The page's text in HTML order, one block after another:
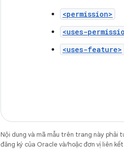
<permission>
<uses-
<uses-feature>
Nội dung và mã mẫu trên trang này phải
đăng ký của Oracle và/hoặc đơn vị liên